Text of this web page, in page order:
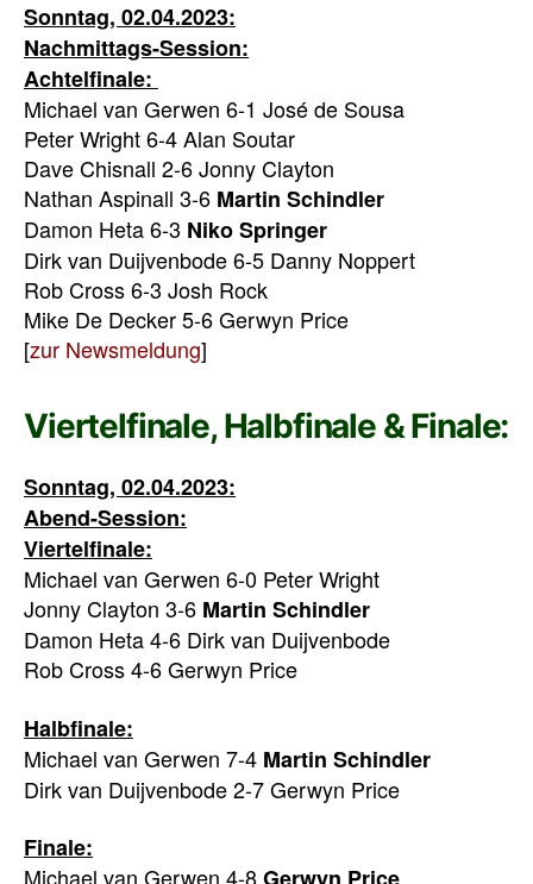
Sonntag, 02.04.2023:
Nachmittags-Session:
Achtelfinale:
Michael van Gerwen 6-1 José de Sousa
Peter Wright 6-4 Alan Soutar
Dave Chisnall 2-6 Jonny Clayton
Nathan Aspinall 3-6 Martin Schindler
Damon Heta 6-3 Niko Springer
Dirk van Duijvenbode 6-5 Danny Noppert
Rob Cross 6-3 Josh Rock
Mike De Decker 5-6 Gerwyn Price
[zur Newsmeldung]
Viertelfinale, Halbfinale & Finale:
Sonntag, 02.04.2023:
Abend-Session:
Viertelfinale:
Michael van Gerwen 6-0 Peter Wright
Jonny Clayton 3-6 Martin Schindler
Damon Heta 4-6 Dirk van Duijvenbode
Rob Cross 4-6 Gerwyn Price
Halbfinale:
Michael van Gerwen 7-4 Martin Schindler
Dirk van Duijvenbode 2-7 Gerwyn Price
Finale:
Michael van Gerwen 4-8